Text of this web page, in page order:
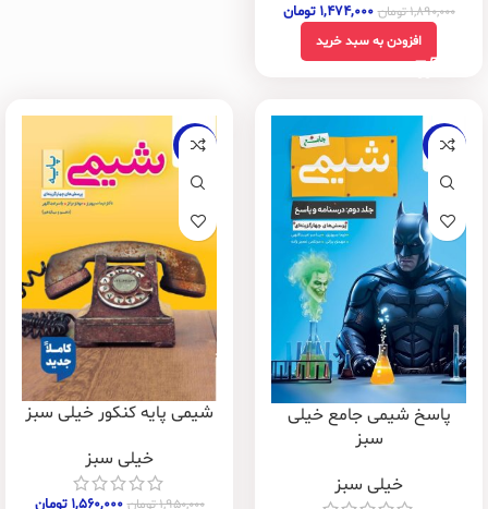
۱,۸۹۰,۰۰۰تومان ۱,۴۷۴,۰۰۰ تومان
افزودن به سبد خرید
-20%
پاسخ شیمی جامع خیلی
سبز
خیلی سبز
-20%
شیمی پایه کنکور خیلی سبز
خیلی سبز
۱,۹۵۰,۰۰۰تومان ۱,۵۶۰,۰۰۰ تومان